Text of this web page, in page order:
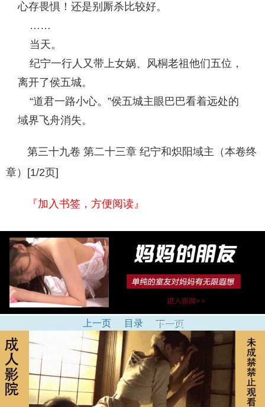
心存畏惧！还是别厮杀比较好。
……
当天。
纪宁一行人又带上女娲、风桐老祖他们五位，
离开了侯五城。
“道君一路小心。”侯五城主眼巴巴看着远处的
域界飞舟消失。
第三十九卷 第二十三章 纪宁和炽阳域主（本卷终
章）[1/2页]
『加入书签，方便阅读』
上一页 目录 下一页